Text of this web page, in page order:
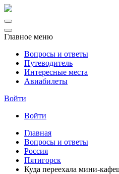
Главное меню
Вопросы и ответы
Путеводитель
Интересные места
Авиабилеты
Войти
Войти
Главная
Вопросы и ответы
Россия
Пятигорск
Куда переехала мини-